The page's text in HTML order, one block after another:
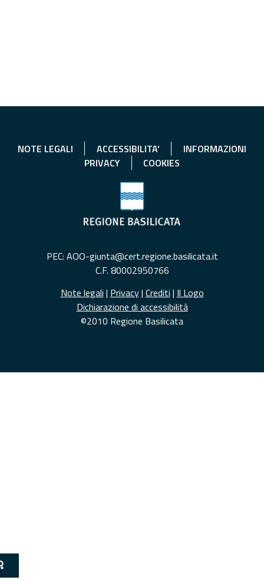
NOTE LEGALI ACCESSIBILITA'
INFORMAZIONI
PRIVACY
COOKIES
PEC: AOO-giunta@cert.regione.basilicata.it
C.F. 80002950766
Note legali | Privacy| Crediti | Il Logo
Dichiarazione di accessibilità
©2010 Regione Basilicata